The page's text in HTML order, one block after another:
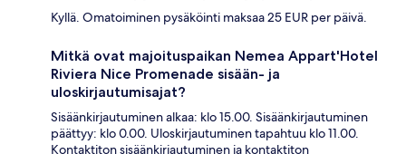
Kyllä. Omatoiminen pysäköinti maksaa 25 EUR per päivä.
Mitkä ovat majoituspaikan Nemea Appart'Hotel
Riviera Nice Promenade sisään- ja
uloskirjautumisajat?
Sisäänkirjautuminen alkaa: klo 15.00. Sisäänkirjautuminen
päättyy: klo 0.00. Uloskirjautuminen tapahtuu klo 11.00.
Kontaktiton sisäänkirjautuminen ja kontaktiton